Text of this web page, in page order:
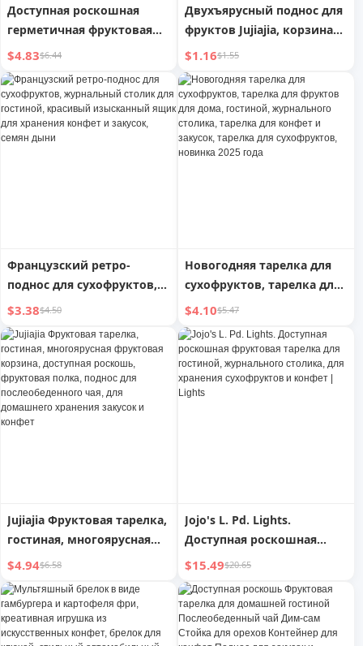
Доступная роскошная
герметичная фруктовая
тарелка для гостиной,
журнального столика,
высокого класса, новинка
2025 года, тарелка для
демонстрации конфет и
закусок, коробка для
$4.83$6.44
Двухъярусный поднос для
фруктов Jujiajia, корзина
для слива, для хранения
конфет и закусок дома,
ящик для семян, полезный
гаджет
$1.16$1.55
Французский ретро-
поднос для сухофруктов,
журнальный столик для
гостиной, красивый
изысканный ящик для
хранения конфет и
закусок, семян дыни
$3.38$4.50
Новогодняя тарелка для
сухофруктов, тарелка для
фруктов для дома,
гостиной, журнального
столика, тарелка для
конфет и закусок, тарелка
для сухофруктов, новинка
2025 года
$4.10$5.47
Jujiajia Фруктовая тарелка,
гостиная, многоярусная
фруктовая корзина,
доступная роскошь,
фруктовая полка, поднос
для послеобеденного чая,
для домашнего хранения
$4.94$6.58
Jojo's L. Pd. Lights.
Доступная роскошная
фруктовая тарелка для
гостиной, журнального
столика, для хранения
сухофруктов и конфет |
Lights
$15.49$20.65